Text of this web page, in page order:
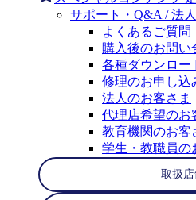
サポート・Q&A / 法
よくあるご質問
購入後のお問い
各種ダウンロー
修理のお申し込
法人のお客さま
代理店希望のお
教育機関のお客
学生・教職員の
取扱